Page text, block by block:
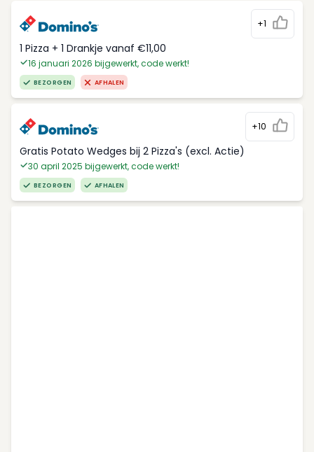
+1
1 Pizza + 1 Drankje vanaf €11,00
16 januari 2026 bijgewerkt, code werkt!
BEZORGEN AFHALEN
+10
Gratis Potato Wedges bij 2 Pizza's (excl. Actie)
30 april 2025 bijgewerkt, code werkt!
BEZORGEN AFHALEN